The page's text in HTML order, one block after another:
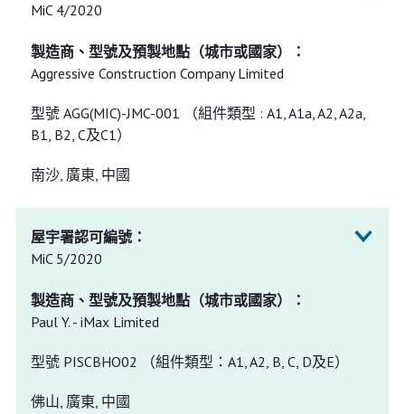
MiC 4/2020
Aggressive Construction Company Limited
型號 AGG(MIC)-JMC-001 （組件類型 : A1, A1a, A2, A2a,
B1, B2, C及C1）
南沙, 廣東, 中國
MiC 5/2020
Paul Y. - iMax Limited
型號 PISCBHO02 （組件類型：A1, A2, B, C, D及E）
佛山, 廣東, 中國